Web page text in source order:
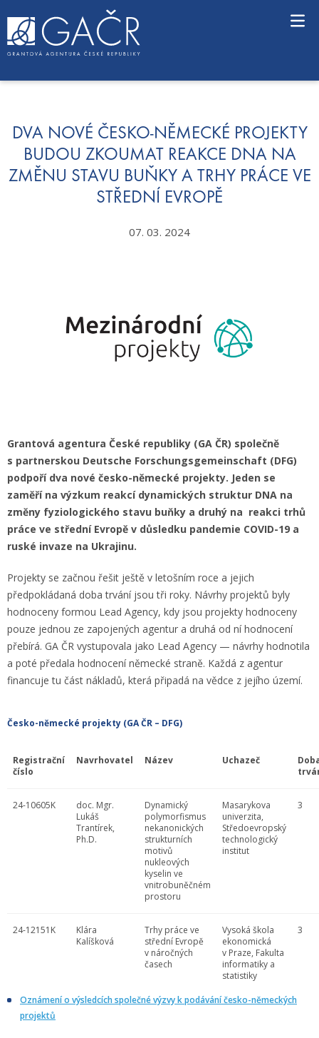
o
DVA NOVÉ ČESKO-NĚMECKÉ PROJEKTY
BUDOU ZKOUMAT REAKCE DNA NA
ZMĚNU STAVU BUŇKY A TRHY PRÁCE VE
STŘEDNÍ EVROPĚ
07. 03. 2024
Grantová agentura České republiky (GA ČR) společně
s partnerskou Deutsche Forschungsgemeinschaft (DFG)
podpoří dva nové česko-německé projekty. Jeden se
zaměří na výzkum reakcí dynamických struktur DNA na
změny fyziologického stavu buňky a druhý na reakci trhů
práce ve střední Evropě v důsledku pandemie COVID-19 a
ruské invaze na Ukrajinu.
Projekty se začnou řešit ještě v letošním roce a jejich
předpokládaná doba trvání jsou tři roky. Návrhy projektů byly
hodnoceny formou Lead Agency, kdy jsou projekty hodnoceny
pouze jednou ze zapojených agentur a druhá od ní hodnocení
přebírá. GA ČR vystupovala jako Lead Agency — návrhy hodnotila
a poté předala hodnocení německé straně. Každá z agentur
financuje tu část nákladů, která připadá na vědce z jejího území.
Česko-německé projekty (GA ČR – DFG)
Registrační
číslo
Navrhovatel Název Uchazeč
24-10605K
doc. Mgr.
Lukáš
Trantírek,
Ph.D.
Dynamický
polymorfismus
nekanonických
strukturních
motivů
nukleových
kyselin ve
vnitrobuněčném
prostoru
Masarykova
univerzita,
Středoevropský
technologický
institut
3
24-12151K
Klára
Kalíšková
Trhy práce ve
střední Evropě
v náročných
časech
Vysoká škola
ekonomická
v Praze, Fakulta
informatiky a
statistiky
3
Oznámení o výsledcích společné výzvy k podávání česko-německých
projektů